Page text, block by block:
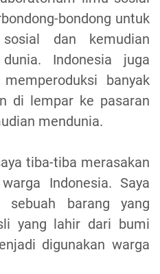
bondong untuk
dan kemudian
Indonesia juga
banyak
di lempar ke pasaran
mendunia.
tiba-tiba merasakan
Indonesia. Saya
barang yang
yang lahir dari bumi
digunakan warga